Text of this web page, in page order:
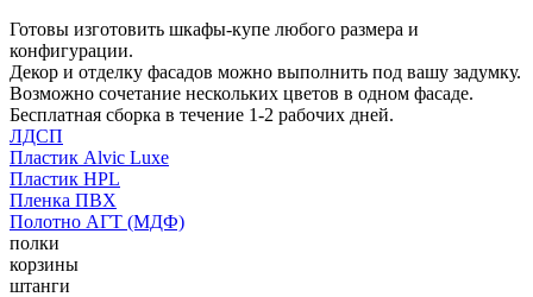
Готовы изготовить шкафы-купе любого размера и
конфигурации.
Декор и отделку фасадов можно выполнить под вашу задумку.
Возможно сочетание нескольких цветов в одном фасаде.
Бесплатная сборка в течение 1-2 рабочих дней.
ЛДСП
Пластик Alvic Luxe
Пластик HPL
Пленка ПВХ
Полотно АГТ (МДФ)
полки
корзины
штанги